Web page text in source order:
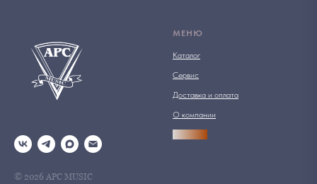
© 2026 АРС MUSIC
МЕНЮ
Каталог
Сервис
Доставка и оплата
О компании